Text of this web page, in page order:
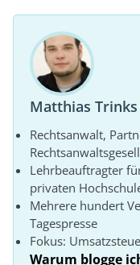
Matthias Trinks
Rechtsanwalt,
Lehrbeauftragter
privaten
Mehrere hundert
Tagespresse
Fokus:
Warum blogge